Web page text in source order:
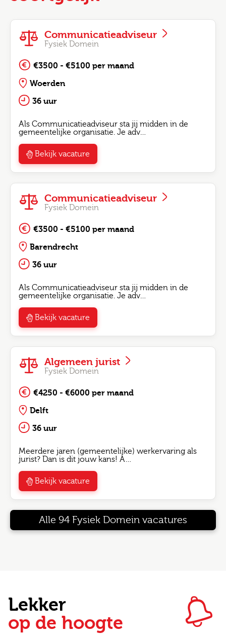
Communicatieadviseur
Fysiek Domein
€3500 - €5100 per maand
Woerden
36 uur
Als Communicatieadviseur sta jij midden in de
gemeentelijke organisatie. Je adv…
Bekijk vacature
Communicatieadviseur
Fysiek Domein
€3500 - €5100 per maand
Barendrecht
36 uur
Als Communicatieadviseur sta jij midden in de
gemeentelijke organisatie. Je adv…
Bekijk vacature
Algemeen jurist
Fysiek Domein
€4250 - €6000 per maand
Delft
36 uur
Meerdere jaren (gemeentelijke) werkervaring als
jurist? Dan is dit jouw kans! A…
Bekijk vacature
Alle 94 Fysiek Domein vacatures
Lekker
op de hoogte